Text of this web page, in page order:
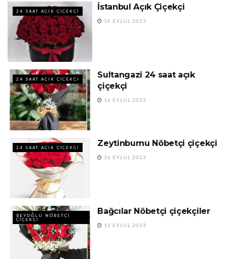
24 SAAT AÇIK ÇIÇEKÇI İstanbul Açık Çiçekçi
16 EYLÜL 2023
24 SAAT AÇIK ÇIÇEKÇI
Sultangazi 24 saat açık
çiçekçi
16 EYLÜL 2023
24 SAAT AÇIK ÇIÇEKÇI Zeytinburnu Nöbetçi çiçekçi
16 EYLÜL 2023
BEYOĞLU NÖBETÇI
ÇIÇEKÇI
Bağcılar Nöbetçi çiçekçiler
12 EYLÜL 2023